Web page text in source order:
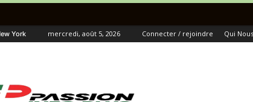
York mercredi, août 5, 2026 Connecter / rejoindre Qui